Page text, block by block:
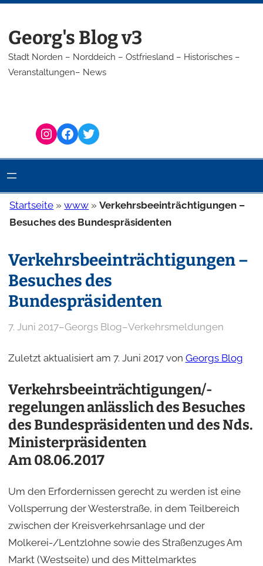
springen
Georg's Blog v3
Stadt Norden – Norddeich – Ostfriesland – Historisches –
Veranstaltungen– News
Instagram Facebook Twitter
Startseite »www »Verkehrsbeeinträchtigungen –
Besuches des Bundespräsidenten
Verkehrsbeeinträchtigungen –
Besuches des
Bundespräsidenten
7. Juni 2017–Georgs Blog–Verkehrsmeldungen
Zuletzt aktualisiert am 7. Juni 2017 von Georgs Blog
Verkehrsbeeinträchtigungen/-
regelungen anlässlich des Besuches
des Bundespräsidenten und des Nds.
Ministerpräsidenten
Am 08.06.2017
Um den Erfordernissen gerecht zu werden ist eine
Vollsperrung der Westerstraße, in dem Teilbereich
zwischen der Kreisverkehrsanlage und der
Molkerei-/Lentzlohne sowie des Straßenzuges Am
Markt (Westseite) und des Mittelmarktes